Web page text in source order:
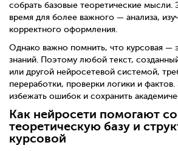
собрать базовые теоретические
время для более важного — анализа,
корректного оформления.
Однако важно помнить, что курсовая —
знаний. Поэтому любой текст,
или другой нейросетевой системой,
переработки, проверки логики и
избежать ошибок и сохранить
Как нейросети помогают
теоретическую базу и
курсовой